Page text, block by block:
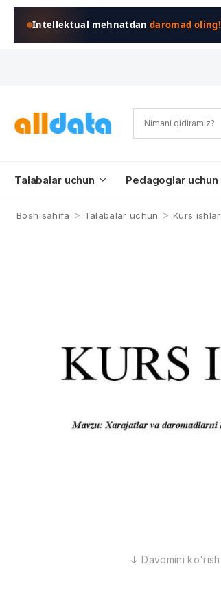
Intellektual mehnatdandaromad oling!
Talabalar uchun Pedagoglar uchun
Bosh sahifa > Talabalar uchun > Kurs ishlar